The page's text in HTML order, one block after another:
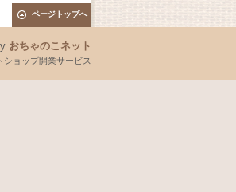
ページトップへ
おちゃのこネット
ョップ開業サービス